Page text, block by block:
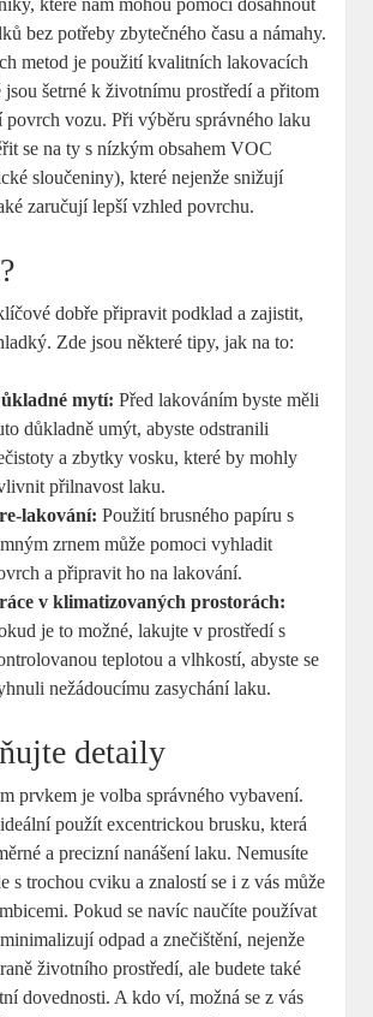
které nám mohou pomoci dosáhnout
bez potřeby zbytečného času a námahy.
metod je použití kvalitních lakovacích
šetrné k životnímu prostředí a přitom
povrch vozu. Při výběru správného laku
se na ty s nízkým obsahem VOC
sloučeniny), které nejenže snižují
zaručují lepší vzhled povrchu.
dobře připravit podklad a zajistit,
Zde jsou některé tipy, jak na to:
mytí: Před lakováním byste měli
důkladně umýt, abyste odstranili
a zbytky vosku, které by mohly
přilnavost laku.
lakování: Použití brusného papíru s
zrnem může pomoci vyhladit
a připravit ho na lakování.
v klimatizovaných prostorách:
je to možné, lakujte v prostředí s
teplotou a vlhkostí, abyste se
nežádoucímu zasychání laku.
detaily
prvkem je volba správného vybavení.
použít excentrickou brusku, která
a precizní nanášení laku. Nemusíte
s trochou cviku a znalostí se i z vás může
Pokud se navíc naučíte používat
odpad a znečištění, nejenže
životního prostředí, ale budete také
dovednosti. A kdo ví, možná se z vás